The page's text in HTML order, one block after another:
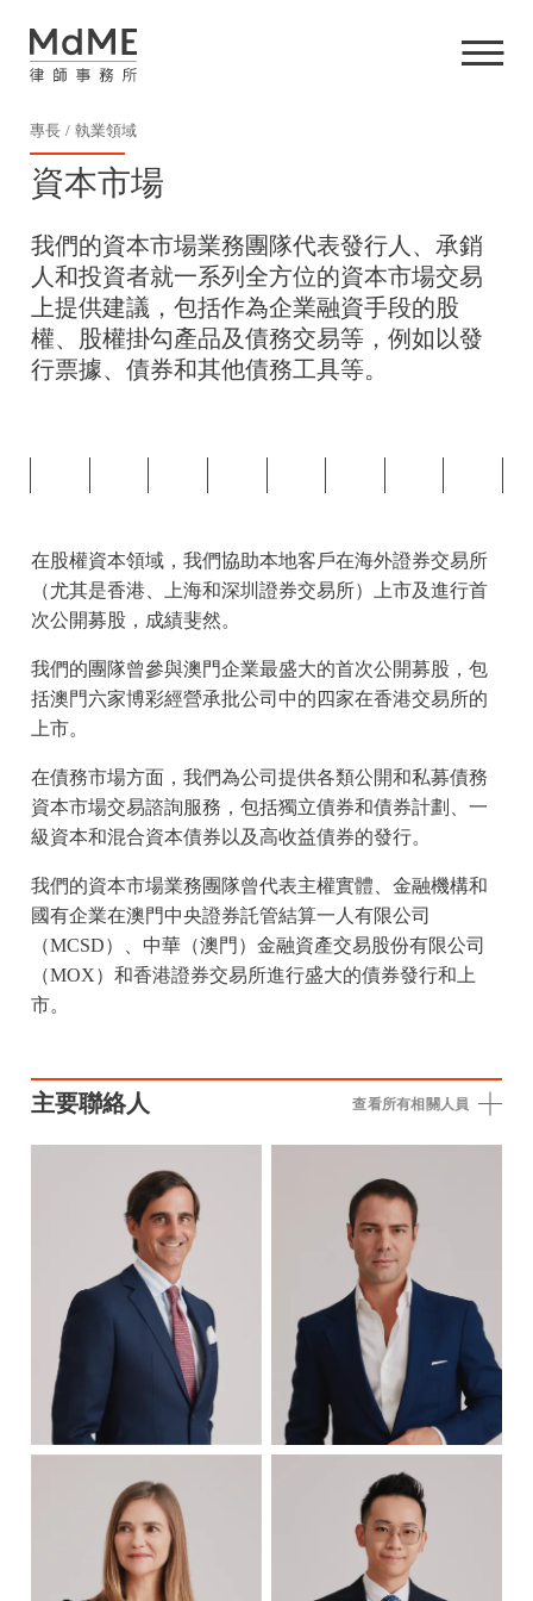
專長 執業領域
資本市場
我們的資本市場業務團隊代表發行人、承銷
人和投資者就一系列全方位的資本市場交易
上提供建議，包括作為企業融資手段的股
權、股權掛勾產品及債務交易等，例如以發
行票據、債券和其他債務工具等。
在股權資本領域，我們協助本地客戶在海外證券交易所
（尤其是香港、上海和深圳證券交易所）上市及進行首
次公開募股，成績斐然。
我們的團隊曾參與澳門企業最盛大的首次公開募股，包
括澳門六家博彩經營承批公司中的四家在香港交易所的
上市。
在債務市場方面，我們為公司提供各類公開和私募債務
資本市場交易諮詢服務，包括獨立債券和債券計劃、一
級資本和混合資本債券以及高收益債券的發行。
我們的資本市場業務團隊曾代表主權實體、金融機構和
國有企業在澳門中央證券託管結算一人有限公司
（MCSD）、中華（澳門）金融資產交易股份有限公司
（MOX）和香港證券交易所進行盛大的債券發行和上
市。
主要聯絡人 查看所有相關人員